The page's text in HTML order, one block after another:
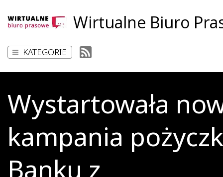
Wirtualne Biuro
KATEGORIE
Wystartowała
kampania
Banku z